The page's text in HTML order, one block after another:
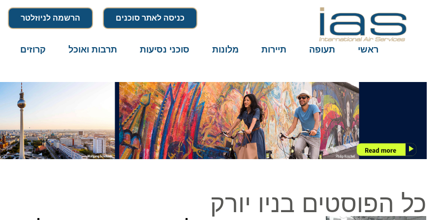
כניסה לאתר סוכנים הרשמה לניוזלטר
ראשי תעופה תיירות מלונות סוכני נסיעות תרבות ואוכל קרוזים
כל הפוסטים בניו יורק